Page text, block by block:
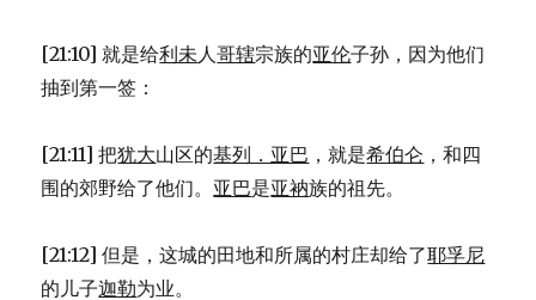
[21:10] 就是给利未人哥辖宗族的亚伦子孙，因为他们
抽到第一签：
[21:11] 把犹大山区的基列．亚巴 ，就是希伯仑 ，和四
围的郊野给了他们。 亚巴是亚衲族的祖先。
[21:12] 但是，这城的田地和所属的村庄却给了耶孚尼
的儿子迦勒为业。